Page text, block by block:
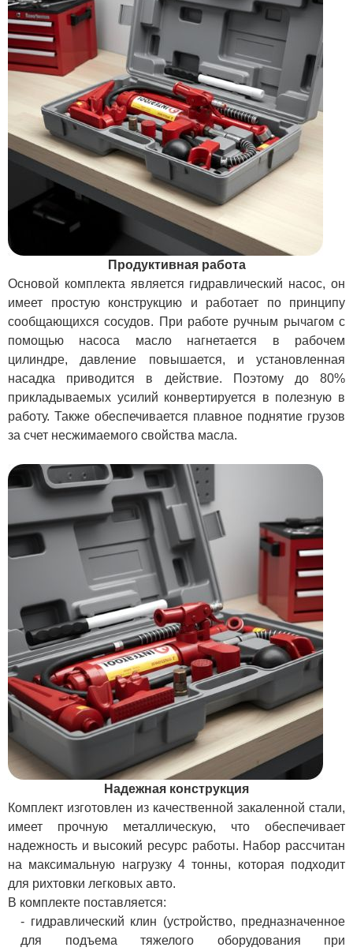
Продуктивная работа
Основой комплекта является гидравлический насос, он
имеет простую конструкцию и работает по принципу
сообщающихся сосудов. При работе ручным рычагом с
помощью насоса масло нагнетается в рабочем
цилиндре, давление повышается, и установленная
насадка приводится в действие. Поэтому до 80%
прикладываемых усилий конвертируется в полезную в
работу. Также обеспечивается плавное поднятие грузов
за счет несжимаемого свойства масла.
Надежная конструкция
Комплект изготовлен из качественной закаленной стали,
имеет прочную металлическую, что обеспечивает
надежность и высокий ресурс работы. Набор рассчитан
на максимальную нагрузку 4 тонны, которая подходит
для рихтовки легковых авто.
В комплекте поставляется:
- гидравлический клин (устройство, предназначенное
для подъема тяжелого оборудования при